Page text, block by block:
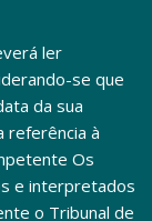
ler
se que
da sua
referência à
Os
e interpretados
o Tribunal de